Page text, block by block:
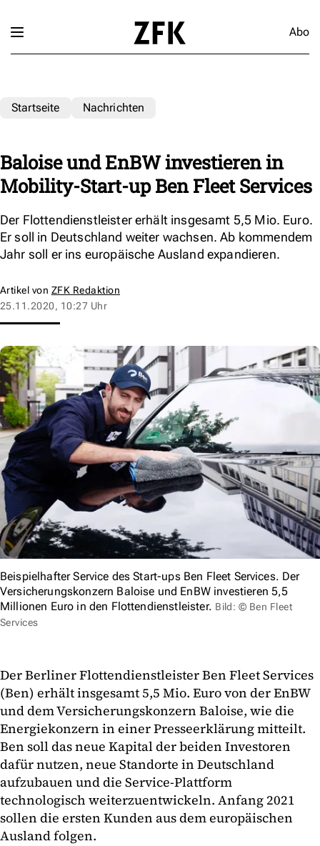
Abo
Startseite Nachrichten
Baloise und EnBW investieren in
Mobility-Start-up Ben Fleet Services
Der Flottendienstleister erhält insgesamt 5,5 Mio. Euro.
Er soll in Deutschland weiter wachsen. Ab kommendem
Jahr soll er ins europäische Ausland expandieren.
Artikel von ZFK Redaktion
25.11.2020, 10:27 Uhr
Beispielhafter Service des Start-ups Ben Fleet Services. Der
Versicherungskonzern Baloise und EnBW investieren 5,5
Millionen Euro in den Flottendienstleister. Bild: © Ben Fleet
Services
Der Berliner Flottendienstleister Ben Fleet Services
(Ben) erhält insgesamt 5,5 Mio. Euro von der EnBW
und dem Versicherungskonzern Baloise, wie die
Energiekonzern in einer Presseerklärung mitteilt.
Ben soll das neue Kapital der beiden Investoren
dafür nutzen, neue Standorte in Deutschland
aufzubauen und die Service-Plattform
technologisch weiterzuentwickeln. Anfang 2021
sollen die ersten Kunden aus dem europäischen
Ausland folgen.